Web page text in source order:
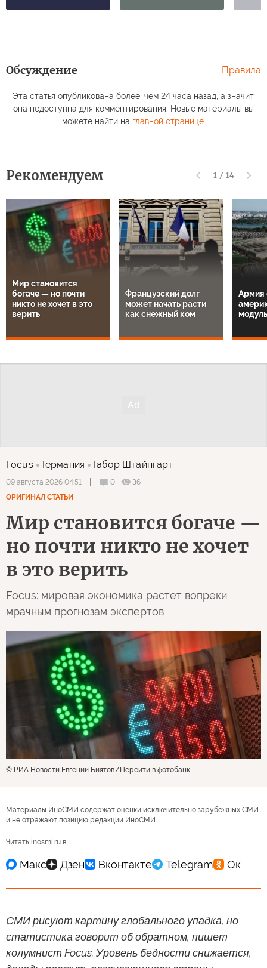
Обсуждение Правила
Эта статья опубликована более, чем 24 часа назад, а значит,
она недоступна для комментирования. Новые материалы вы
можете найти на главной странице.
Рекомендуем 1 / 14
Мир становится
богаче — но почти
никто не хочет в это
верить
Французский долг
может начать расти
как снежный ком
Армия
Focus Германия Габор Штайнгарт
09 августа 2026 04:51 0
36
ОРИГИНАЛ СТАТЬИ
Мир становится богаче —
но почти никто не хочет
в это верить
Focus: мировая экономика растет вопреки
мрачным прогнозам экспертов
© РИА Новости Евгений Биятов Перейти в фотобанк
Материалы ИноСМИ содержат оценки исключительно зарубежных СМИ
и не отражают позицию редакции ИноСМИ
Читать inosmi.ru в
СМИ рисуют картину глобального упадка, но
статистика говорит об обратном, пишет
колумнист Focus. Уровень бедности снижается,